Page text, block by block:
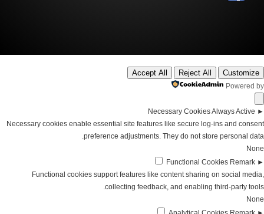
Customize
Reject All
Accept All
Powered by
►
Necessary CookiesAlways Active
Necessary cookies enable essential site features like secure log-ins and consent
preference adjustments. They do not store personal data.
None
►
Functional Cookies Remark
Functional cookies support features like content sharing on social media,
collecting feedback, and enabling third-party tools.
None